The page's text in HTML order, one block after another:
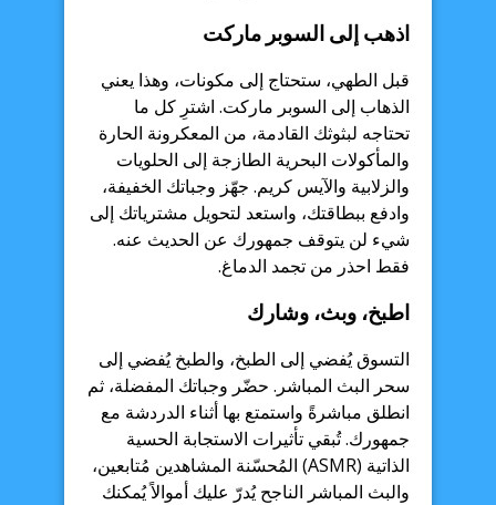
اذهب إلى السوبر ماركت
قبل الطهي، ستحتاج إلى مكونات، وهذا يعني
الذهاب إلى السوبر ماركت. اشترِ كل ما
تحتاجه لبثوثك القادمة، من المعكرونة الحارة
والمأكولات البحرية الطازجة إلى الحلويات
والزلابية والآيس كريم. جهّز وجباتك الخفيفة،
وادفع ببطاقتك، واستعد لتحويل مشترياتك إلى
شيء لن يتوقف جمهورك عن الحديث عنه.
فقط احذر من تجمد الدماغ.
اطبخ، وبث، وشارك
التسوق يُفضي إلى الطبخ، والطبخ يُفضي إلى
سحر البث المباشر. حضّر وجباتك المفضلة، ثم
انطلق مباشرةً واستمتع بها أثناء الدردشة مع
جمهورك. تُبقي تأثيرات الاستجابة الحسية
الذاتية (ASMR) المُحسّنة المشاهدين مُتابعين،
والبث المباشر الناجح يُدرّ عليك أموالاً يُمكنك